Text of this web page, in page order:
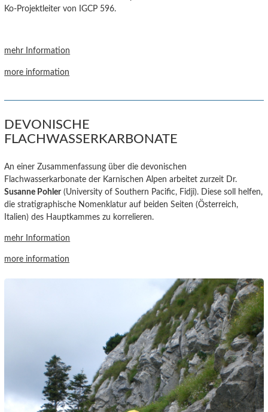
Ko-Projektleiter von IGCP 596.
mehr Information
more information
DEVONISCHE
FLACHWASSERKARBONATE
An einer Zusammenfassung über die devonischen
Flachwasserkarbonate der Karnischen Alpen arbeitet zurzeit Dr.
Susanne Pohler(University of Southern Pacific, Fidji). Diese soll helfen,
die stratigraphische Nomenklatur auf beiden Seiten (Österreich,
Italien) des Hauptkammes zu korrelieren.
mehr Information
more information